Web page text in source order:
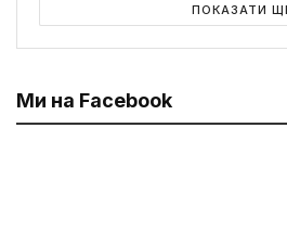
ПОКАЗАТИ
Ми на Facebook